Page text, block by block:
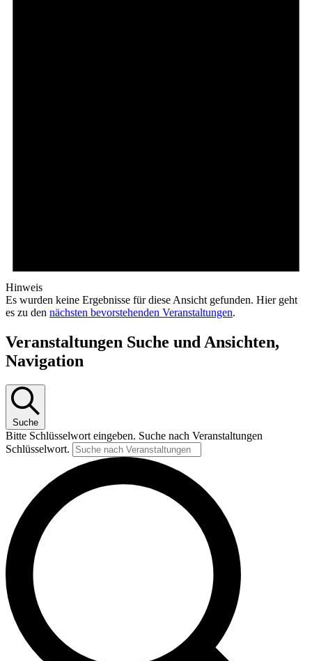
Hinweis
Es wurden keine Ergebnisse für diese Ansicht gefunden. Hier geht
es zu den nächsten bevorstehenden Veranstaltungen.
Veranstaltungen Suche und Ansichten,
Navigation
Suche
Bitte Schlüsselwort eingeben. Suche nach Veranstaltungen
Schlüsselwort.